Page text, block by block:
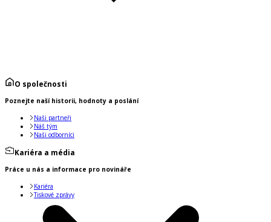
O společnosti
Poznejte naší historii, hodnoty a poslání
Naši partneři
Náš tým
Naši odborníci
Kariéra a média
Práce u nás a informace pro novináře
Kariéra
Tiskové zprávy